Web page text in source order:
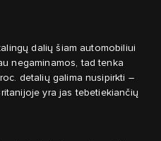
dalių šiam automobiliui
negaminamos, tad tenka
detalių galima nusipirkti –
yra jas tebetiekiančių